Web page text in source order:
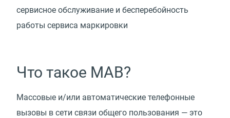
сервисное обслуживание и бесперебойность
работы сервиса маркировки
Что такое МАВ?
Массовые и/или автоматические телефонные
вызовы в сети связи общего пользования — это